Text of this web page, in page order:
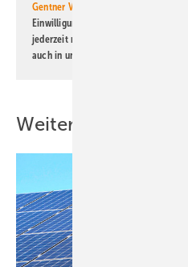
Gentner Verlag GmbH & Co. KG
Einwilligung kann ich jederzeit
jederzeit möglich. Informationen zum
auch in unserer
Weitere Inhalte